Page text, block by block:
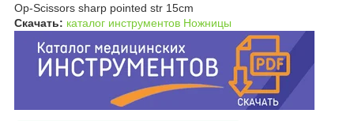
Op-Scissors sharp pointed str 15cm
Скачать: каталог инструментов Ножницы